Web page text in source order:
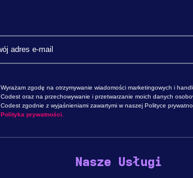
Wyrażam zgodę na otrzymywanie wiadomości marketingowych i
Codest oraz na przechowywanie i przetwarzanie moich danych
Codest zgodnie z wyjaśnieniami zawartymi w naszej Polityce
Polityka prywatności.
Nasze Usługi